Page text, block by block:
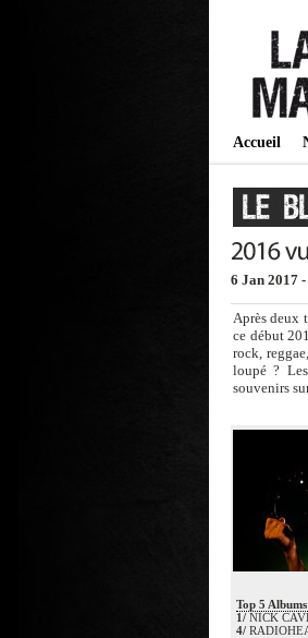
Accueil
6 Jan 2017 -
Après deux
ce début
rock,
loupé ?
souvenirs
Top 5
1/ NICK
4/